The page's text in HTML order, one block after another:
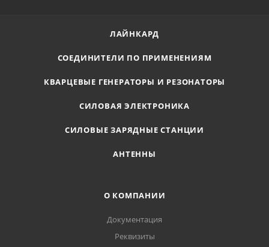
ЛАЙНКАРД
СОЕДИНИТЕЛИ ПО ПРИМЕНЕНИЯМ
КВАРЦЕВЫЕ ГЕНЕРАТОРЫ И РЕЗОНАТОРЫ
СИЛОВАЯ ЭЛЕКТРОНИКА
СИЛОВЫЕ ЗАРЯДНЫЕ СТАНЦИИ
АНТЕННЫ
О КОМПАНИИ
Документация
Реквизиты